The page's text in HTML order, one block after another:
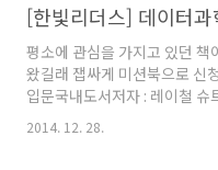
만 파악됨) : 애플, 구글,..
어의 트렌드나 인용. 중복 표
학술검색 - http://
으로 검색해줍니다. 4 .
http://www.google.com/
인터넷..
[한빛리더스] 데이터과
평소에 관심을 가지고 있던 책
왔길래 잽싸게 미션북으로 신
입문국내도서저자 : 레이철
선,전희주역출판 : 한빛미디어
2014. 12. 28.